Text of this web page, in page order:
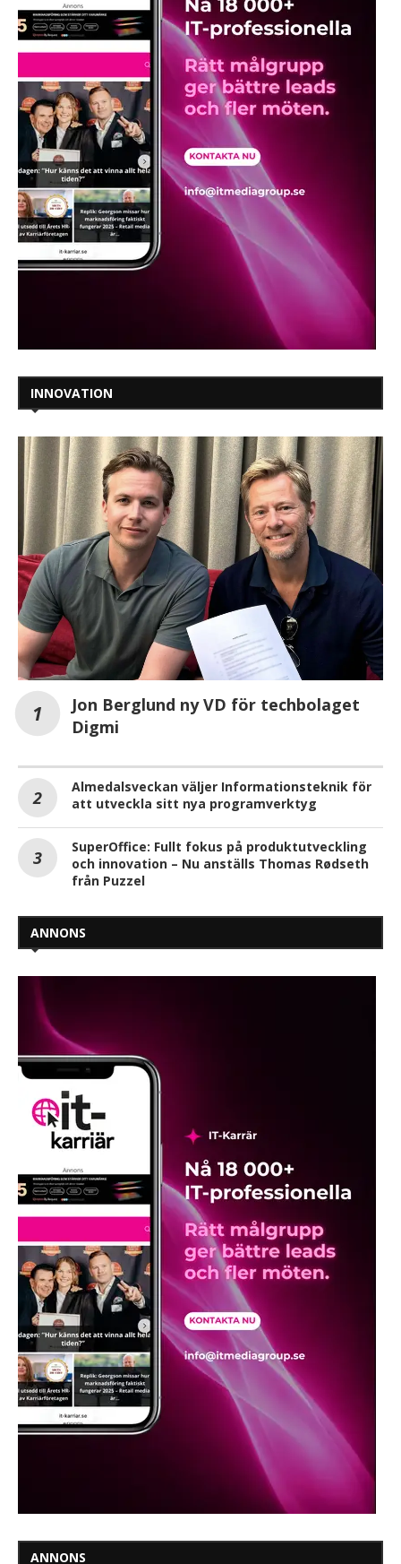
INNOVATION
Jon Berglund ny VD för techbolaget
Digmi
Almedalsveckan väljer Informationsteknik för
att utveckla sitt nya programverktyg
SuperOffice: Fullt fokus på produktutveckling
och innovation – Nu anställs Thomas Rødseth
från Puzzel
ANNONS
ANNONS